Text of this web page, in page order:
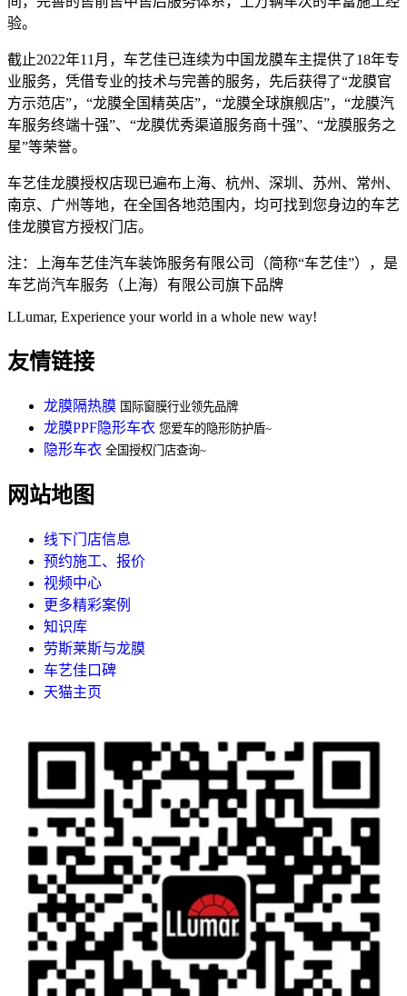
验。
截止2022年11月，车艺佳已连续为中国龙膜车主提供了18年专
业服务，凭借专业的技术与完善的服务，先后获得了“龙膜官
方示范店”，“龙膜全国精英店”，“龙膜全球旗舰店”，“龙膜汽
车服务终端十强”、“龙膜优秀渠道服务商十强”、“龙膜服务之
星”等荣誉。
车艺佳龙膜授权店现已遍布上海、杭州、深圳、苏州、常州、
南京、广州等地，在全国各地范围内，均可找到您身边的车艺
佳龙膜官方授权门店。
注：上海车艺佳汽车装饰服务有限公司（简称“车艺佳”），是
车艺尚汽车服务（上海）有限公司旗下品牌
LLumar, Experience your world in a whole new way!
友情链接
龙膜隔热膜 国际窗膜行业领先品牌
龙膜PPF隐形车衣 您爱车的隐形防护盾~
隐形车衣 全国授权门店查询~
网站地图
线下门店信息
预约施工、报价
视频中心
更多精彩案例
知识库
劳斯莱斯与龙膜
车艺佳口碑
天猫主页